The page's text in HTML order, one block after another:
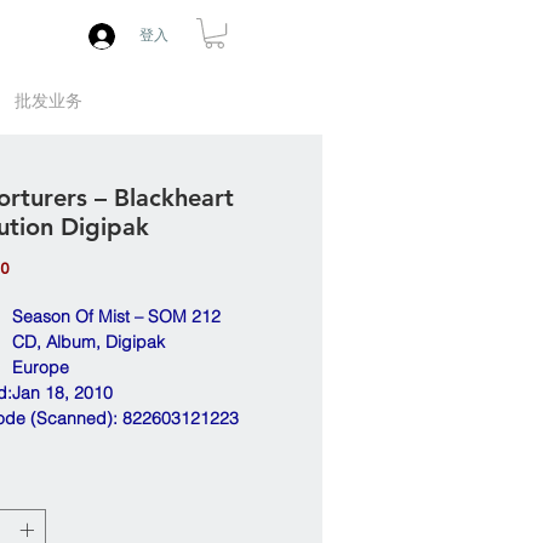
登入
批发业务
– Blackheart
Digipak
價
Season Of Mist – SOM 212
CD, Album, Digipak
Europe
Jan 18, 2010
(Scanned): 822603121223